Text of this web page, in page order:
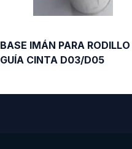
BASE IMÁN PARA RODILLO
GUÍA CINTA D03/D05